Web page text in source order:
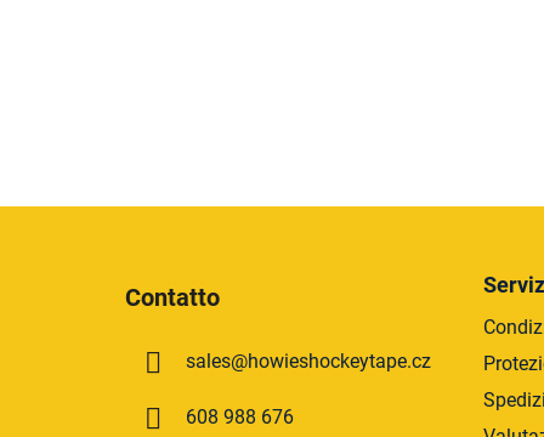
Contatto
sales@howieshockeytape.cz
608 988 676